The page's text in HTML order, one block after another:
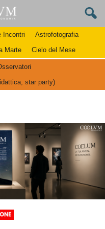
Incontri
Astrofotografia
Marte Cielo del Mese
star party)